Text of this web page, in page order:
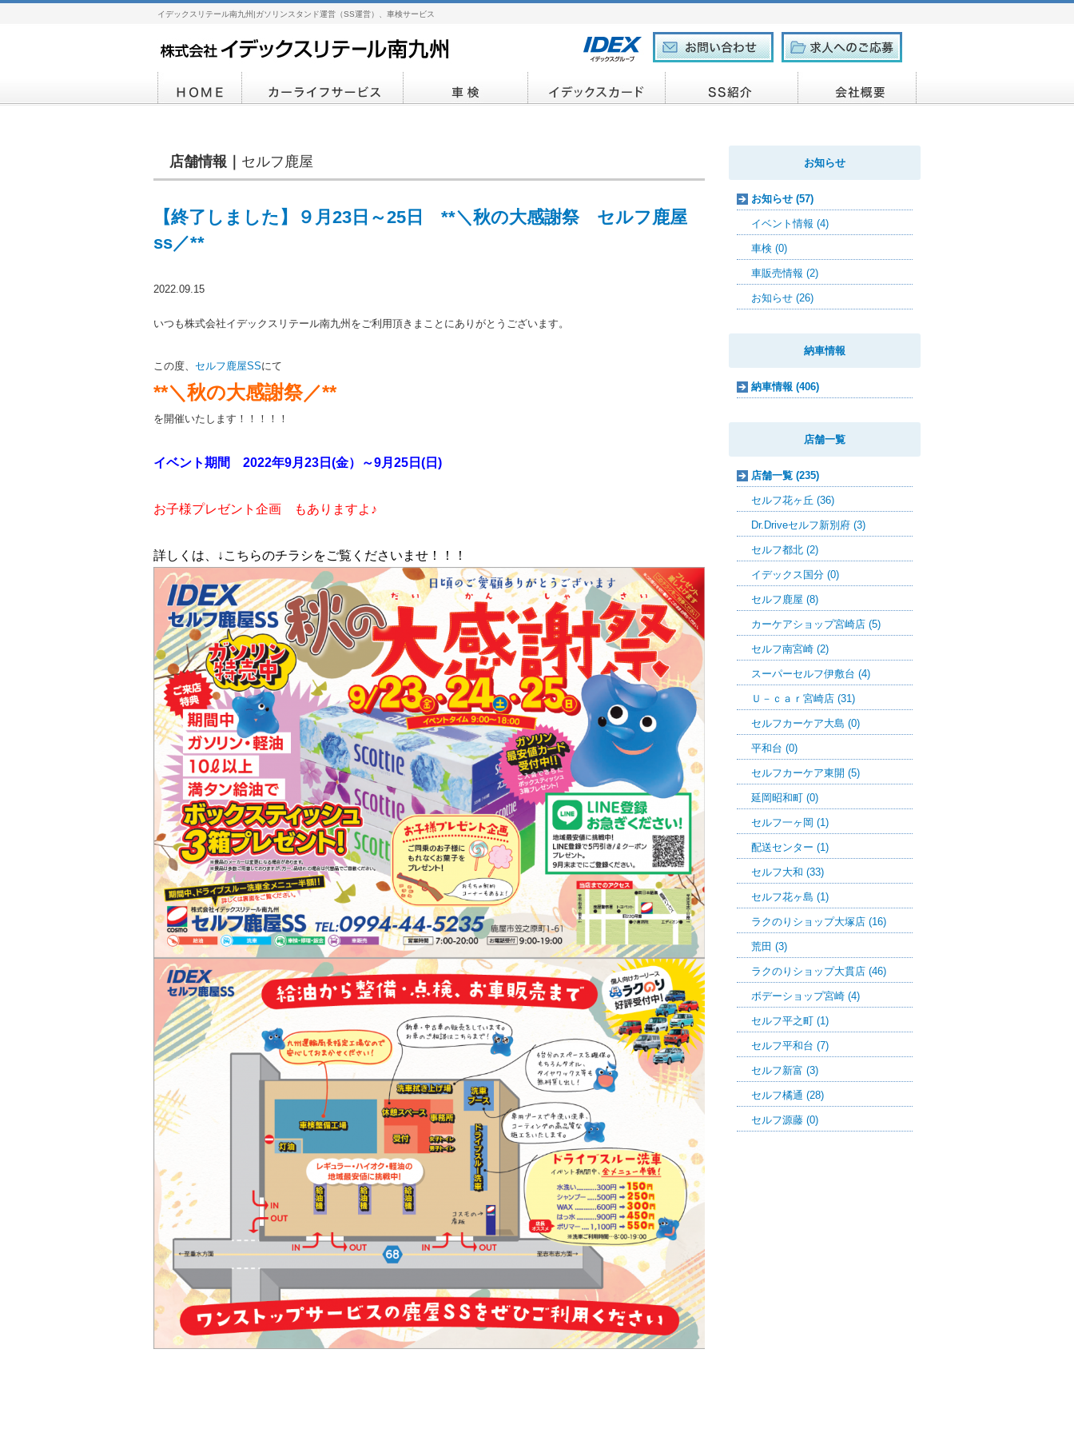
イデックスリテール南九州|ガソリンスタンド運営（SS運営）、車検サービス
店舗情報｜ セルフ鹿屋
【終了しました】９月23日～25日 **＼秋の大感謝祭 セルフ鹿屋
ss／**
2022.09.15
いつも株式会社イデックスリテール南九州をご利用頂きまことにありがとうございます。
この度、 セルフ鹿屋SSにて
**＼秋の大感謝祭／**
を開催いたします！！！！！
イベント期間 2022年9月23日(金）～9月25日(日)
お子様プレゼント企画 もありますよ♪
詳しくは、↓こちらのチラシをご覧くださいませ！！！
お知らせ
お知らせ (57)
イベント情報 (4)
車検 (0)
車販売情報 (2)
お知らせ (26)
納車情報
納車情報 (406)
店舗一覧
店舗一覧 (235)
セルフ花ヶ丘 (36)
Dr.Driveセルフ新別府 (3)
セルフ都北 (2)
イデックス国分 (0)
セルフ鹿屋 (8)
カーケアショップ宮崎店 (5)
セルフ南宮崎 (2)
スーパーセルフ伊敷台 (4)
Ｕ－ｃａｒ宮崎店 (31)
セルフカーケア大島 (0)
平和台 (0)
セルフカーケア東開 (5)
延岡昭和町 (0)
セルフ一ヶ岡 (1)
配送センター (1)
セルフ大和 (33)
セルフ花ヶ島 (1)
ラクのりショップ大塚店 (16)
荒田 (3)
ラクのりショップ大貫店 (46)
ボデーショップ宮崎 (4)
セルフ平之町 (1)
セルフ平和台 (7)
セルフ新富 (3)
セルフ橘通 (28)
セルフ源藤 (0)